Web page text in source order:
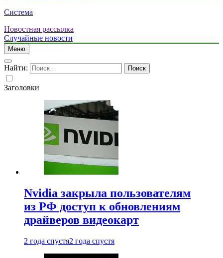
Система
Новостная рассылка
Случайные новости
Меню
Найти:
Заголовки
Nvidia закрыла пользователям
из РФ доступ к обновлениям
драйверов видеокарт
2 года спустя2 года спустя